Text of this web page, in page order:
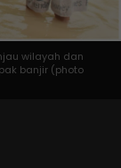
wilayah dan
banjir (photo